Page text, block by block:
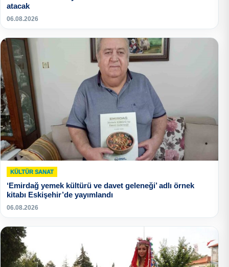
atacak
06.08.2026
KÜLTÜR SANAT
‘Emirdağ yemek kültürü ve davet geleneği’ adlı örnek
kitabı Eskişehir’de yayımlandı
06.08.2026